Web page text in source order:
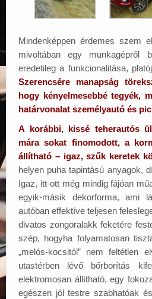
Mindenképpen érdemes szem
mivoltában egy munkagépről
eredetileg a funkcionalitása,
Szerencsére manapság
hogy kényelmesebbé tegyék,
határvonalat személyautó és
A korábbi, kissé teherautós
mára sokat finomodott, a
állítható – igaz, szűk keretek
helyen puha tapintású anyagok,
Igaz, itt-ott még mindig fájóan
egyik-másik dekorforma, ami
autóban effektíve teljesen
divatos zongoralakk feketére
szép, hogyha folyamatosan
„melós-kocsitól” nem feltétlen
utastérben lévő bőrborítás
elektromosan állítható, egy
egészen jól testre szabhatóak